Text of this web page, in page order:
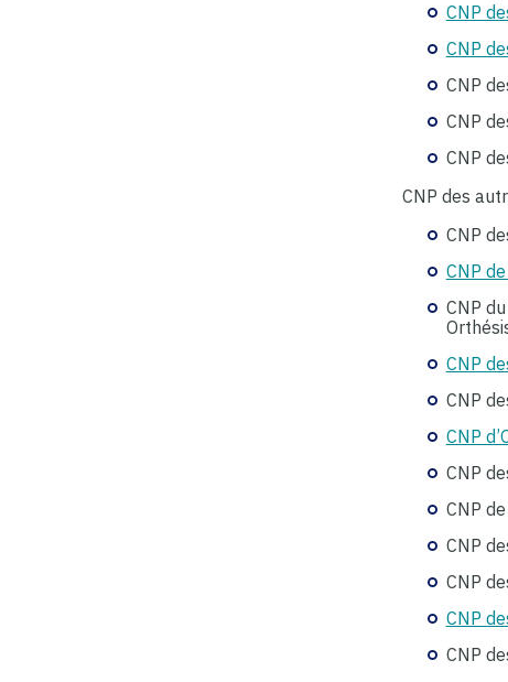
CNP
CNP
CNP
CNP
CNP
CNP des
CNP
CNP
CNP
CNP
CNP
CNP
CNP
CNP
CNP
CNP
CNP
CNP